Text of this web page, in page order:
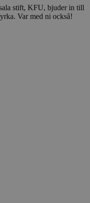
stift, KFU, bjuder in till
Var med ni också!